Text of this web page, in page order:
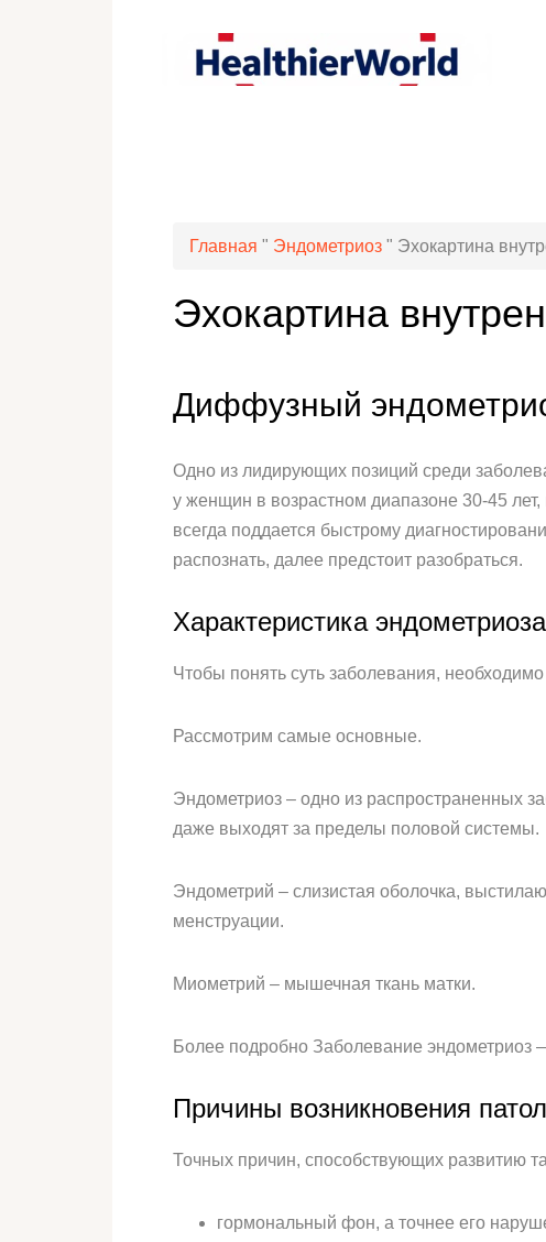
Главная " Эндометриоз " Эхокартина
Эхокартина
Диффузный
Одно из лидирующих позиций среди
у женщин в возрастном диапазоне 30-45
всегда поддается быстрому
распознать, далее предстоит разобраться.
Характеристика эндометриоза
Чтобы понять суть заболевания,
Рассмотрим самые основные.
Эндометриоз – одно из распространенных
даже выходят за пределы половой системы.
Эндометрий – слизистая оболочка,
менструации.
Миометрий – мышечная ткань матки.
Более подробно Заболевание эндометриоз
Причины возникновения
Точных причин, способствующих развитию
гормональный фон, а точнее его